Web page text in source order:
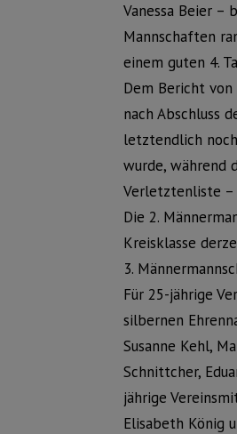
Vanessa Beier –
Mannschaften
einem guten 4.
Dem Bericht
nach Abschluss
letztendlich
wurde, während
Verletztenliste –
Die 2.
Kreisklasse
3.
Für 25-jährige
silbernen
Susanne Kehl,
Schnittcher,
jährige
Elisabeth König